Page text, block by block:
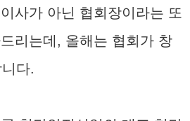
사가 아닌 협회장이라는 또
리는데, 올해는 협회가 창
다.